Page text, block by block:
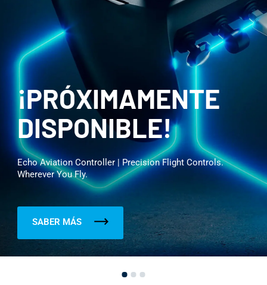
¡PRÓXIMAMENTE
DISPONIBLE!
Echo Aviation Controller | Precision Flight Controls.
Wherever You Fly.
SABER MÁS